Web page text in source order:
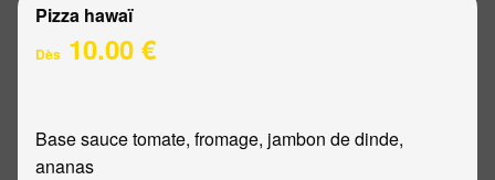
Pizza hawaï
Dès 10.00 €
Base sauce tomate, fromage, jambon de dinde,
ananas